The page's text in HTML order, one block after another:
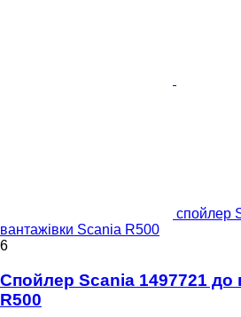
спойлер
вантажівки Scania R500
6
Спойлер Scania 1497721 до
R500